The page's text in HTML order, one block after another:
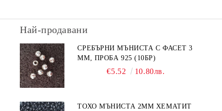
Най-продавани
СРЕБЪРНИ МЪНИСТА С ФАСЕТ 3
ММ, ПРОБА 925 (10БР)
€5.52 10.80лв.
ТОХО МЪНИСТА 2ММ ХЕМАТИТ